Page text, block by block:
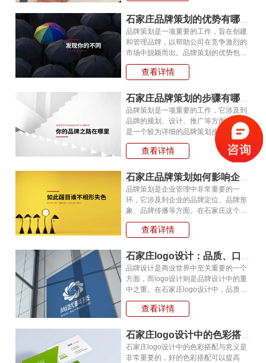
品牌策划是一项重要的工作，旨在创建
和管理品牌，以帮助公司在竞争激烈的
市场中脱颖而出。品牌策划的优势包括
以下几个方面:帮助企业树立品牌形象：
品牌策划可以确定品牌的核心价值、定
查看详情
品牌策划是一项重要的工作，它涉及到
品牌的规划、设计、推广等方面。下面
是一个较为详细的品牌策划步骤，帮助
品牌策划人员更好地开展工作。确定品
牌目标在进行品牌策划之前，首先要明
确品牌的目标。品牌目标应该明确、具
查看详情
品牌策划是企业管理中非常重要的一
环，它涉及到企业的品牌定位、品牌形
象、品牌传播等方面。在石家庄这个竞
争激烈的市场中，品牌策划对于企业市
场营销的影响至关重要。本文将介绍石
查看详情
品牌设计是商业世界中至关重要的一个
方面，而logo设计则是品牌设计中的重
中之重。在石家庄logo设计中，品质、
口碑、诚信是打造专业形象的关键方
面。品质是logo设计的基础，一个高品
值
查看详情
石家庄logo设计中的色彩搭配与意义是
非常重要的，好的色彩搭配可以提高